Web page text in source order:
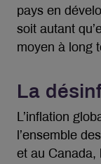
pays en
soit autant
moyen à long
La
L’inflation
l’ensemble
et au Canada,